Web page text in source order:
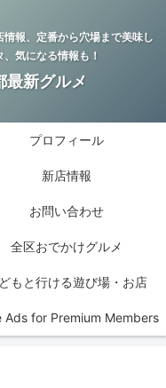
報、定番から穴場まで美味し
気になる情報も！
最新グルメ
プロフィール
新店情報
お問い合わせ
全区おでかけグルメ
もと行ける遊び場・お店
Ads for Premium Members